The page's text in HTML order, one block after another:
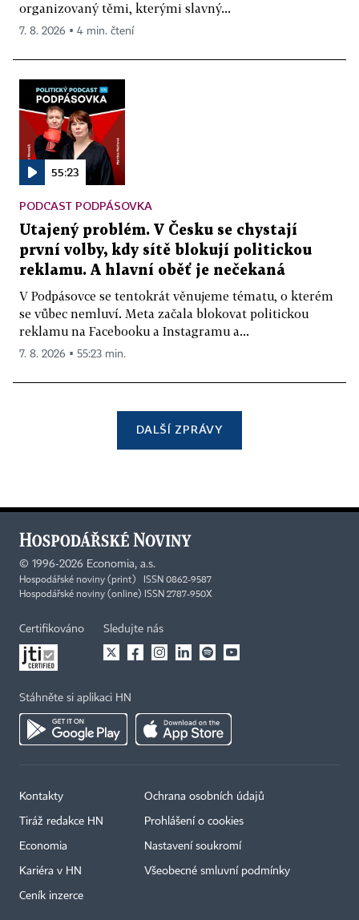
organizovaný těmi, kterými slavný...
7. 8. 2026 ▪ 4 min. čtení
55:23
PODCAST PODPÁSOVKA
Utajený problém. V Česku se chystají
první volby, kdy sítě blokují politickou
reklamu. A hlavní oběť je nečekaná
V Podpásovce se tentokrát věnujeme tématu, o kterém
se vůbec nemluví. Meta začala blokovat politickou
reklamu na Facebooku a Instagramu a...
7. 8. 2026 ▪ 55:23 min.
DALŠÍ ZPRÁVY
© 1996-2026 Economia, a.s.
Hospodářské noviny (print) ISSN 0862-9587
Hospodářské noviny (online) ISSN 2787-950X
Certifikováno Sledujte nás
Stáhněte si aplikaci HN
Kontakty
Tiráž redakce HN
Economia
Kariéra v HN
Ceník inzerce
Ochrana osobních údajů
Prohlášení o cookies
Nastavení soukromí
Všeobecné smluvní podmínky